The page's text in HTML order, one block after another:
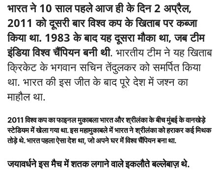
भारत ने 10 साल पहले आज ही के दिन 2 अप्रैल,
2011 को दूसरी बार विश्व कप के खिताब पर कब्जा
किया था. 1983 के बाद यह दूसरा मौका था, जब टीम
इंडिया विश्व चैंपियन बनी थी. भारतीय टीम ने यह खिताब
क्रिकेट के भगवान सचिन तेंदुलकर को समर्पित किया
था. भारत की इस जीत के बाद पूरे देश में जश्न का
माहौल था.
2011 विश्व कप का फाइनल मुकाबला भारत और श्रीलंका के बीच मुंबई के वानखेड़े
स्टेडियम में खेला गया था. इसमहामुकाबले में भारत ने श्रीलंका को हराकर कई मिथक
तोड़े थे. भारत पहला ऐसा देश था, जो अपने घर में विश्व चैंपियन बना था.
जयावर्धने इस मैच में शतक लगाने वाले इकलौते बल्लेबाज़ थे.